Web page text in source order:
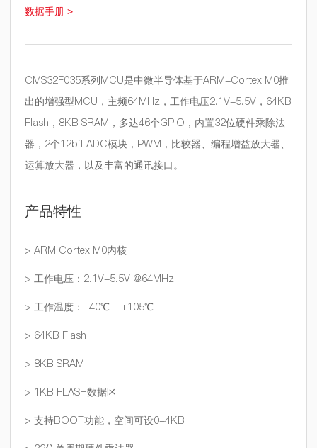
数据手册 >
CMS32F035系列MCU是中微半导体基于ARM-Cortex M0推
出的增强型MCU，主频64MHz，工作电压2.1V-5.5V，64KB
Flash，8KB SRAM，多达46个GPIO，内置32位硬件乘除法
器，2个12bit ADC模块，PWM，比较器、编程增益放大器、
运算放大器，以及丰富的通讯接口。
产品特性
> ARM Cortex M0内核
> 工作电压：2.1V-5.5V @64MHz
> 工作温度：-40℃ - +105℃
> 64KB Flash
> 8KB SRAM
> 1KB FLASH数据区
> 支持BOOT功能，空间可设0-4KB